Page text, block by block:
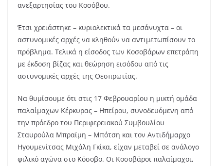
ανεξαρτησίας του Κοσόβου.
Έτσι χρειάστηκε – κυριολεκτικά τα μεσάνυχτα – οι
αστυνομικές αρχές να κληθούν να αντιμετωπίσουν το
πρόβλημα. Τελικά η είσοδος των Κοσοβάρων επετράπη
με έκδοση βίζας και θεώρηση εισόδου από τις
αστυνομικές αρχές της Θεσπρωτίας.
Να θυμίσουμε ότι στις 17 Φεβρουαρίου η μικτή ομάδα
παλαίμαχων Κέρκυρας – Ηπείρου, συνοδευόμενη από
την πρόεδρο του Περιφερειακού Συμβουλίου
Σταυρούλα Μπραϊμη – Μπότση και τον Αντιδήμαρχο
Ηγουμενίτσας Μιχάλη Γκίκα, είχαν μεταβεί σε ανάλογο
φιλικό αγώνα στο Κόσοβο. Οι Κοσοβάροι παλαίμαχοι,